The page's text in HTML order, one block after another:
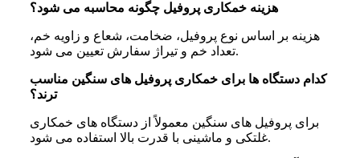
هزینه خمکاری پروفیل چگونه محاسبه می شود؟
هزینه بر اساس نوع پروفیل، ضخامت، شعاع و زاویه خم،
تعداد خم و تیراژ سفارش تعیین می شود.
کدام دستگاه ها برای خمکاری پروفیل های سنگین مناسب
ترند؟
برای پروفیل های سنگین معمولاً از دستگاه های خمکاری
غلتکی و ماشینی با قدرت بالا استفاده می شود.